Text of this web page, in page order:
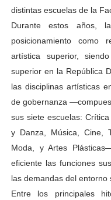
distintas escuelas de la
Durante estos años,
posicionamiento como
artística superior,
superior en la República
las disciplinas artísticas
de gobernanza
sus siete escuelas:
y Danza, Música, Cine,
Moda, y Artes
eficiente las funciones
las demandas del entorno
Entre los principales